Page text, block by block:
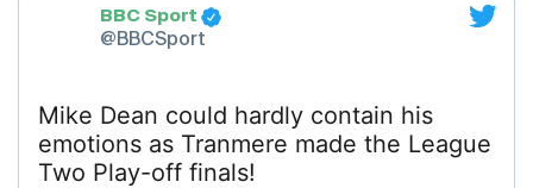
BBC Sport
@BBCSport
Mike Dean could hardly contain his
emotions as Tranmere made the League
Two Play-off finals!